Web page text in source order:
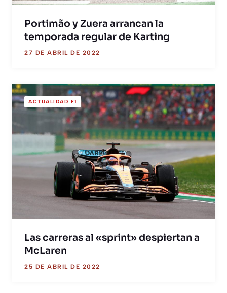
Portimão y Zuera arrancan la
temporada regular de Karting
27 DE ABRIL DE 2022
ACTUALIDAD F1
Las carreras al «sprint» despiertan a
McLaren
25 DE ABRIL DE 2022